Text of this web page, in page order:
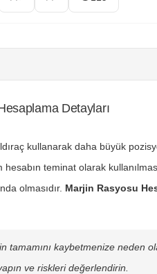
Detayları
kullanarak daha büyük
teminat olarak
olmasıdır. Marjin Rasyosu
kaybetmenize neden
ve riskleri değerlendirin.